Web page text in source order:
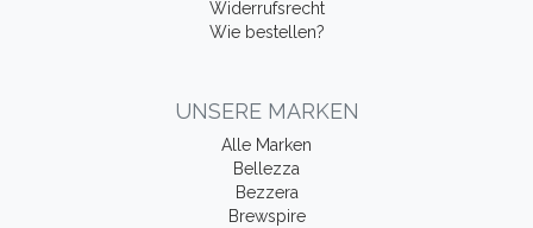
Widerrufsrecht
Wie bestellen?
UNSERE MARKEN
Alle Marken
Bellezza
Bezzera
Brewspire